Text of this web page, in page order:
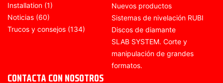
Installation (1)
Noticias (60)
Trucos y consejos (134)
Nuevos productos
Sistemas de nivelación RUBI
Discos de diamante
SLAB SYSTEM. Corte y
manipulación de grandes
formatos.
CONTACTA CON NOSOTROS